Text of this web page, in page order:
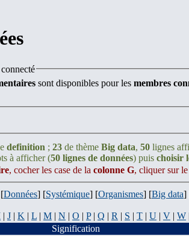
sont disponibles pour les membres
definition ; 23 de thème Big data, 50 lignes
à afficher (50 lignes de données) puis choisir
, cocher les case de la colonne G, cliquer sur
Données] [Systémique] [Organismes] [Big data]
| J | K | L | M | N | O | P| Q | R | S | T | U | V | W
Signification